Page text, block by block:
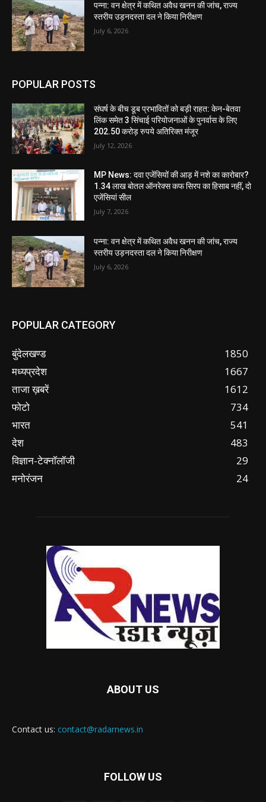
पन्ना: वन क्षेत्र में कथित अवैध खनन की जांच, राज्य
स्तरीय उड़नदस्ता दल ने किया निरीक्षण
July 6, 2026
POPULAR POSTS
संघर्ष के बीच डूब प्रभावितों को बड़ी राहत: केन-बेतवा
लिंक समेत 3 सिंचाई परियोजनाओं के पुनर्वास के लिए
202.50 करोड़ रुपये अतिरिक्त मंजूर
July 12, 2026
MP News: दवा एजेंसियों की आड़ में नशे का कारोबार?
1.34 लाख बोतल ऑनरेक्स कफ सिरप का हिसाब नहीं, दो
एजेंसियां सील
July 7, 2026
पन्ना: वन क्षेत्र में कथित अवैध खनन की जांच, राज्य
स्तरीय उड़नदस्ता दल ने किया निरीक्षण
July 6, 2026
POPULAR CATEGORY
बुंदेलखण्ड
1850
मध्यप्रदेश
1667
ताजा ख़बरें
1612
फोटो
734
भारत
541
देश
483
विज्ञान-टेक्नॉलॉजी
29
मनोरंजन
24
ABOUT US
Contact us: contact@radarnews.in
FOLLOW US